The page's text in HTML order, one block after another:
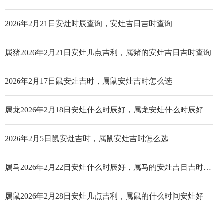
2026年2月21日安灶时辰查询，安灶吉日吉时查询
属猪2026年2月21日安灶几点吉利，属猪的安灶吉日吉时查询
2026年2月17日鼠安灶吉时，属鼠安灶吉时怎么选
属龙2026年2月18日安灶什么时辰好，属龙安灶什么时辰好
2026年2月5日鼠安灶吉时，属鼠安灶吉时怎么选
属马2026年2月22日安灶什么时辰好，属马的安灶吉日吉时查询
属鼠2026年2月28日安灶几点吉利，属鼠的什么时间安灶好